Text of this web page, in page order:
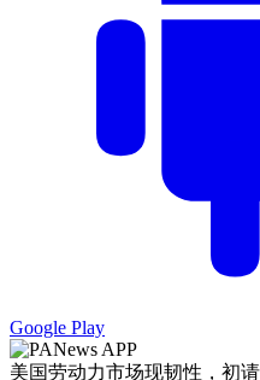
Google Play
美国劳动力市场现韧性，初